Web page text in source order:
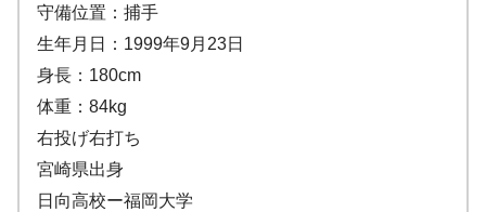
守備位置：捕手
生年月日：1999年9月23日
身長：180cm
体重：84kg
右投げ右打ち
宮崎県出身
日向高校ー福岡大学